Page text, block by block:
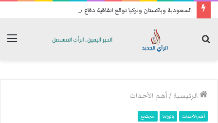
السعودية وباكستان وتركيا توقع اتفاقية دفاع مشترك
الرئيسية /أهم الأحداث
أهم الأحداث بانوراما مجتمع